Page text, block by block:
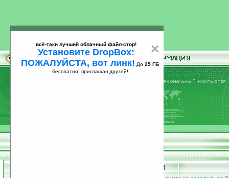
25
×
всё-таки лучший облачный файл-стор!
Установите DropBox:
ПОЖАЛУЙСТА, вот линк! До 25 ГБ
бесплатно, приглашая друзей!